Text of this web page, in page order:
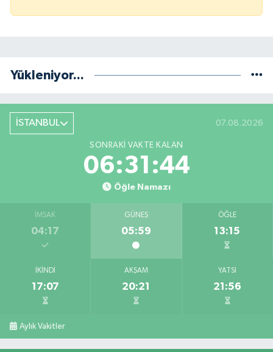
Yükleniyor...
İSTANBUL 07.08.2026
SONRAKI VAKTE KALAN
06:31:44
Öğle Namazı
İMSAK
04:17
GÜNEŞ
05:59
ÖĞLE
13:15
İKINDI
17:07
AKŞAM
20:21
YATSI
21:56
Aylık Vakitler